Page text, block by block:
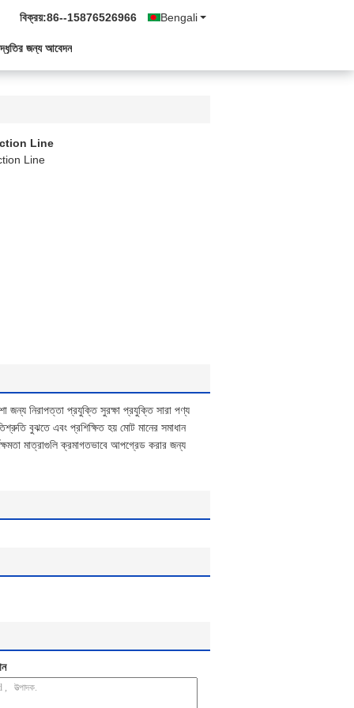
Bengali
বিক্রয়:86--15876526966
জন্য আবেদন
Line
Line
জন্য নিরাপত্তা প্রযুক্তি সুরক্ষা প্রযুক্তি সারা পণ্য
বুঝতে এবং প্রশিক্ষিত হয় মোট মানের সমাধান
মাত্রাগুলি ক্রমাগতভাবে আপগ্রেড করার জন্য